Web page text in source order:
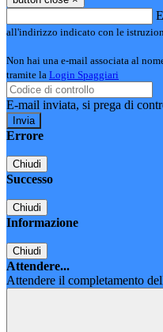
all'indirizzo indicato con le
Non hai una e-mail associata al
tramite la Login Spaggiari
E-mail inviata, si prega di
Errore
Chiudi
Successo
Chiudi
Informazione
Chiudi
Attendere...
Attendere il completamento